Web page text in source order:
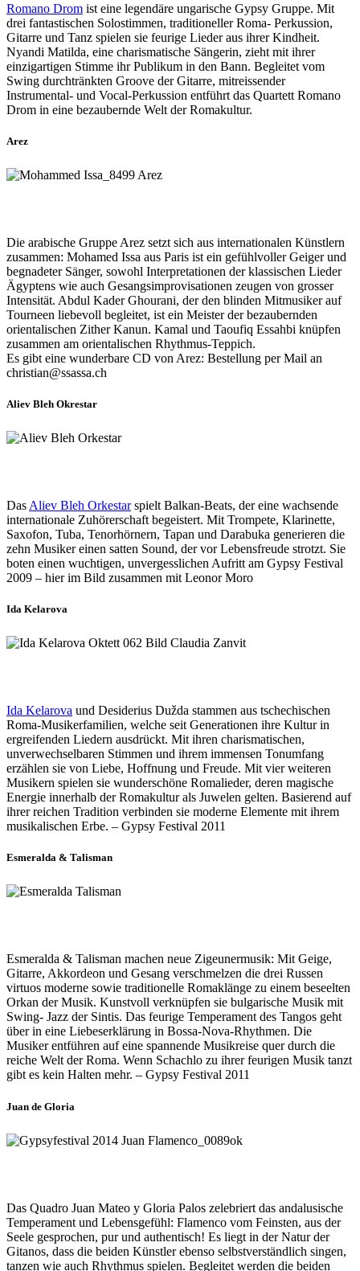
Romano Drom ist eine legendäre ungarische Gypsy Gruppe. Mit
drei fantastischen Solostimmen, traditioneller Roma- Perkussion,
Gitarre und Tanz spielen sie feurige Lieder aus ihrer Kindheit.
Nyandi Matilda, eine charismatische Sängerin, zieht mit ihrer
einzigartigen Stimme ihr Publikum in den Bann. Begleitet vom
Swing durchtränkten Groove der Gitarre, mitreissender
Instrumental- und Vocal-Perkussion entführt das Quartett Romano
Drom in eine bezaubernde Welt der Romakultur.
Arez
Die arabische Gruppe Arez setzt sich aus internationalen Künstlern
zusammen: Mohamed Issa aus Paris ist ein gefühlvoller Geiger und
begnadeter Sänger, sowohl Interpretationen der klassischen Lieder
Ägyptens wie auch Gesangsimprovisationen zeugen von grosser
Intensität. Abdul Kader Ghourani, der den blinden Mitmusiker auf
Tourneen liebevoll begleitet, ist ein Meister der bezaubernden
orientalischen Zither Kanun. Kamal und Taoufiq Essahbi knüpfen
zusammen am orientalischen Rhythmus-Teppich.
Es gibt eine wunderbare CD von Arez: Bestellung per Mail an
christian@ssassa.ch
Aliev Bleh Okrestar
Das Aliev Bleh Orkestarspielt Balkan-Beats, der eine wachsende
internationale Zuhörerschaft begeistert. Mit Trompete, Klarinette,
Saxofon, Tuba, Tenorhörnern, Tapan und Darabuka generieren die
zehn Musiker einen satten Sound, der vor Lebensfreude strotzt. Sie
boten einen wuchtigen, unvergesslichen Aufritt am Gypsy Festival
2009 – hier im Bild zusammen mit Leonor Moro
Ida Kelarova
Ida Kelarova und Desiderius Dužda stammen aus tschechischen
Roma-Musikerfamilien, welche seit Generationen ihre Kultur in
ergreifenden Liedern ausdrückt. Mit ihren charismatischen,
unverwechselbaren Stimmen und ihrem immensen Tonumfang
erzählen sie von Liebe, Hoffnung und Freude. Mit vier weiteren
Musikern spielen sie wunderschöne Romalieder, deren magische
Energie innerhalb der Romakultur als Juwelen gelten. Basierend auf
ihrer reichen Tradition verbinden sie moderne Elemente mit ihrem
musikalischen Erbe. – Gypsy Festival 2011
Esmeralda & Talisman
Esmeralda & Talisman machen neue Zigeunermusik: Mit Geige,
Gitarre, Akkordeon und Gesang verschmelzen die drei Russen
virtuos moderne sowie traditionelle Romaklänge zu einem beseelten
Orkan der Musik. Kunstvoll verknüpfen sie bulgarische Musik mit
Swing- Jazz der Sintis. Das feurige Temperament des Tangos geht
über in eine Liebeserklärung in Bossa-Nova-Rhythmen. Die
Musiker entführen auf eine spannende Musikreise quer durch die
reiche Welt der Roma. Wenn Schachlo zu ihrer feurigen Musik tanzt
gibt es kein Halten mehr. – Gypsy Festival 2011
Juan de Gloria
Das Quadro Juan Mateo y Gloria Palos zelebriert das andalusische
Temperament und Lebensgefühl: Flamenco vom Feinsten, aus der
Seele gesprochen, pur und authentisch! Es liegt in der Natur der
Gitanos, dass die beiden Künstler ebenso selbstverständlich singen,
tanzen wie auch Rhythmus spielen. Begleitet werden die beiden